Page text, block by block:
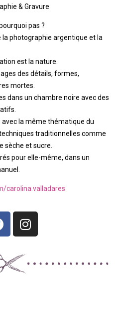
& Gravure
pas ?
la photographie argentique et la
est la nature.
des détails, formes,
mortes.
dans un chambre noire avec des
avec la même thématique du
traditionnelles comme
sèche et sucre.
pour elle-même, dans un
carolina.valladares